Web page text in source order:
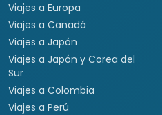
Viajes a Europa
Viajes a Canadá
Viajes a Japón
Viajes a Japón y Corea del
Sur
Viajes a Colombia
Viajes a Perú